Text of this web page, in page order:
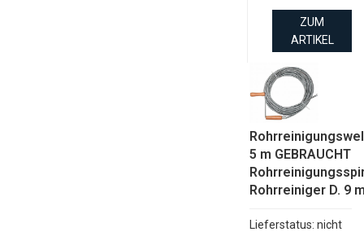
ZUM
ARTIKEL
5 m GEBRAUCHT
Rohrreiniger D. 9
Lieferstatus: nicht